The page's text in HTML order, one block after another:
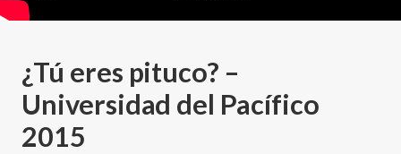
¿Tú eres pituco? –
Universidad del Pacífico
2015